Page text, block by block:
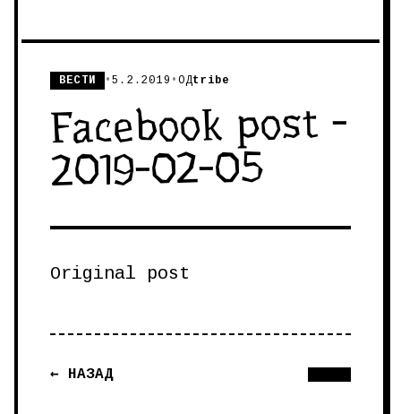
ВЕСТИ •5.2.2019 •ОДtribe
Facebook post -
2019-02-05
Original post
← НАЗАД